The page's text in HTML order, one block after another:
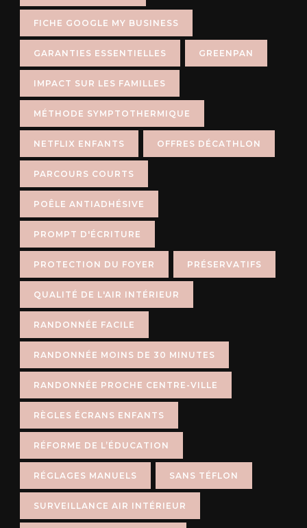
FICHE GOOGLE MY BUSINESS
GARANTIES ESSENTIELLES GREENPAN
IMPACT SUR LES FAMILLES
MÉTHODE SYMPTOTHERMIQUE
NETFLIX ENFANTS OFFRES DÉCATHLON
PARCOURS COURTS
POÊLE ANTIADHÉSIVE
PROMPT D'ÉCRITURE
PROTECTION DU FOYER PRÉSERVATIFS
QUALITÉ DE L'AIR INTÉRIEUR
RANDONNÉE FACILE
RANDONNÉE MOINS DE 30 MINUTES
RANDONNÉE PROCHE CENTRE-VILLE
RÈGLES ÉCRANS ENFANTS
RÉFORME DE L’ÉDUCATION
RÉGLAGES MANUELS SANS TÉFLON
SURVEILLANCE AIR INTÉRIEUR